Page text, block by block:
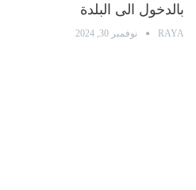
بالدخول الى البلدة
RAYA نوفمبر 30, 2024